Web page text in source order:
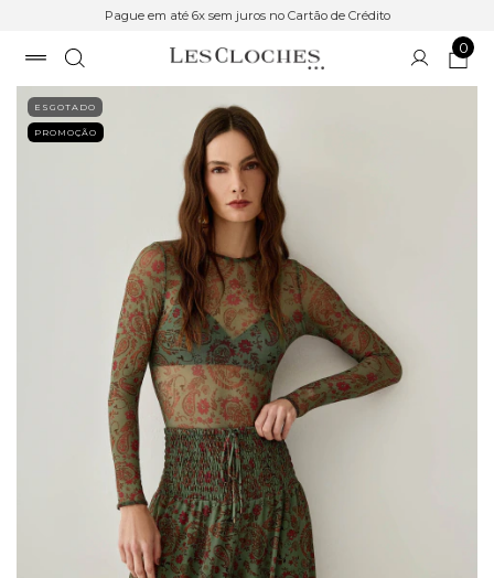
Pague em até 6x sem juros no Cartão de Crédito
0
ESGOTADO
PROMOÇÃO